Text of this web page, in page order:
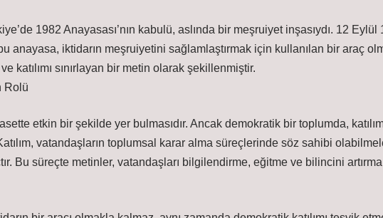
1982 Anayasası’nın kabulü, aslında bir meşruiyet inşasıydı. 12 Eylül
anayasa, iktidarın meşruiyetini sağlamlaştırmak için kullanılan bir araç
katılımı sınırlayan bir metin olarak şekillenmiştir.
Rolü
etkin bir şekilde yer bulmasıdır. Ancak demokratik bir toplumda,
vatandaşların toplumsal karar alma süreçlerinde söz sahibi
Bu süreçte metinler, vatandaşları bilgilendirme, eğitme ve bilincini